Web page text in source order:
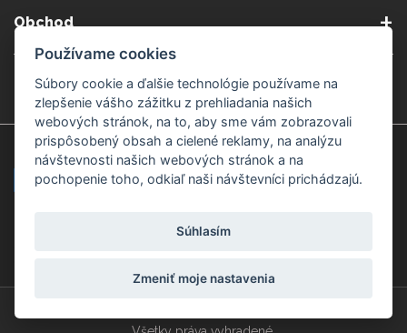
Ochrana osobných údajov
Cookies nastavenia
Obchod
Doprava a platba
Nakupuj bezpečne Veľkoobchod
Kamenné predajne
Považská Bystrica v Kauflande Považská Bystrica Mpark
Žilina Čadca
Záruka kvality
Používame cookies
Súbory cookie a ďalšie technológie používame na
zlepšenie vášho zážitku z prehliadania našich
webových stránok, na to, aby sme vám zobrazovali
prispôsobený obsah a cielené reklamy, na analýzu
návštevnosti našich webových stránok a na
pochopenie toho, odkiaľ naši návštevníci prichádzajú.
Súhlasím
Zmeniť moje nastavenia